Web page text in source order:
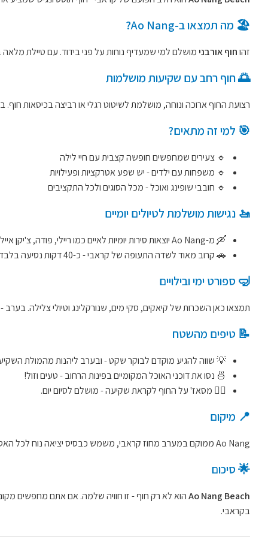
🏖️ מה תמצאו ב-Ao Nang?
זהוחוף אורבנימושלם למי שמעדיף נוחות על פני בידוד. עם טיילת
🌅 חוף רחב עם שקיעות מושלמות
רצועת החוף ארוכה ונוחה, מושלמת לשיטוט רגלי או רביצה בכיסאות
🎯 למי זה מתאים?
🔹 צעירים שמחפשים חופשה קצבית עם חיי לילה
🔹 משפחות עם ילדים - יש שפע אטרקציות ופעילויות
🔹 חובבי שופינג ואוכל - מכל הסוגים ולכל התקציבים
🚤 נגישות מושלמת לטיולים יומיים
🛶 מ-Ao Nang יוצאות סירות יומיות לאיים כמו ריילי, פודה, צ'יקן איילנד ועוד.
🚗 קרוב מאוד לשדה התעופה של קראבי - כ-40 דקות נסיעה בלבד.
🤿 ספורט ימי ובילויים
תמצאו כאן השכרות של קיאקים, סקי מים, שנורקלינג וטיולי צלילה.
📝 טיפים מהשטח
💡 שווה להגיע מוקדם לבוקר שקט - ובערב ליהנות מהמולת
🍜 נסו את דוכני האוכל המקומיים בפינות הרחוב - טעים וזול!
💆‍♀️ מסאז' על החוף לקראת שקיעה - מושלם לסיום יום.
📍 מיקום
Ao Nang ממוקם במערב מחוז קראבי, משמש כבסיס יציאה נוח לכל האטרקציות והאיים באזור, ונחשב ליעד הכי תיירותי במחוז.
🌟 סיכום
Ao Nang Beachהוא לא רק חוף - זו חוויה שלמה. אם אתם מחפשים מקום
בקראבי.